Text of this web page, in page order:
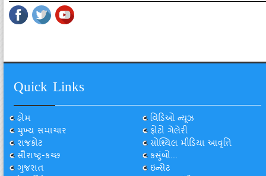
Quick Links
હોમ
મુખ્ય સમાચાર
રાજકોટ
સૌરાષ્ટ્ર-કચ્છ
ગુજરાત
વિડિઓ ન્યૂઝ
ફોટો ગેલેરી
સોશ્યિલ મીડિયા આવૃત્તિ
કસુંબો...
ઇન્સેટ